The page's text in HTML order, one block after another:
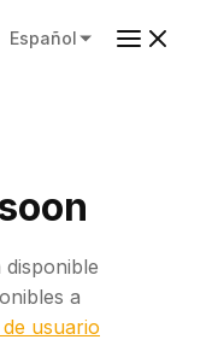
Español
disponible
a
usuario